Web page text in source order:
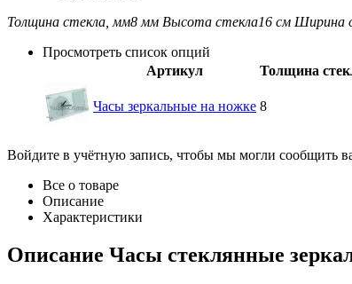
Толщина стекла, мм8 мм Высота стекла16 см Ширина
Просмотреть список опций
Артикул
Толщина
Часы зеркальные на ножке 8
Войдите в учётную запись, чтобы мы могли сообщить
Все о товаре
Описание
Характеристики
Описание Часы стеклянные